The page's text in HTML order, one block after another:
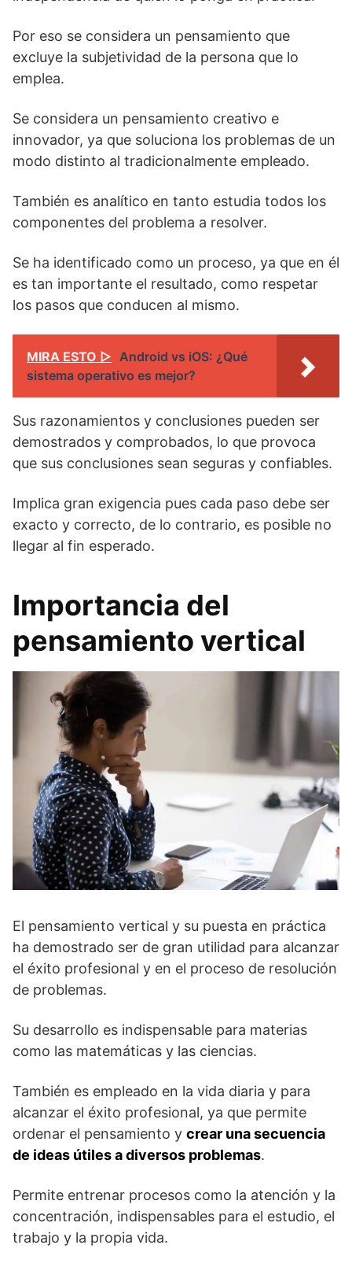
Por eso se considera un pensamiento que
excluye la subjetividad de la persona que lo
emplea.
Se considera un pensamiento creativo e
innovador, ya que soluciona los problemas de un
modo distinto al tradicionalmente empleado.
También es analítico en tanto estudia todos los
componentes del problema a resolver.
Se ha identificado como un proceso, ya que en él
es tan importante el resultado, como respetar
los pasos que conducen al mismo.
MIRA ESTO ▷ Android vs iOS: ¿Qué
sistema operativo es mejor?
Sus razonamientos y conclusiones pueden ser
demostrados y comprobados, lo que provoca
que sus conclusiones sean seguras y confiables.
Implica gran exigencia pues cada paso debe ser
exacto y correcto, de lo contrario, es posible no
llegar al fin esperado.
Importancia del
pensamiento vertical
El pensamiento vertical y su puesta en práctica
ha demostrado ser de gran utilidad para alcanzar
el éxito profesional y en el proceso de resolución
de problemas.
Su desarrollo es indispensable para materias
como las matemáticas y las ciencias.
También es empleado en la vida diaria y para
alcanzar el éxito profesional, ya que permite
ordenar el pensamiento y crear una secuencia
de ideas útiles a diversos problemas.
Permite entrenar procesos como la atención y la
concentración, indispensables para el estudio, el
trabajo y la propia vida.